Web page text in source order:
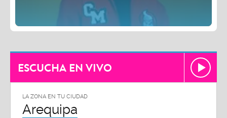
ESCUCHA EN VIVO
LA ZONA EN TU CIUDAD
Arequipa